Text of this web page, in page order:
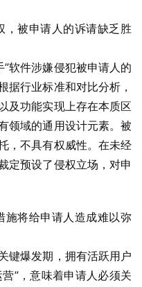
，被申请人的诉请缺乏胜
软件涉嫌侵犯被申请人的
据行业标准和对比分析，
及功能实现上存在本质区
领域的通用设计元素。被
，不具有权威性。在未经
定预设了侵权立场，对申
施将给申请人造成难以弥
键爆发期，拥有活跃用户
”，意味着申请人必须关